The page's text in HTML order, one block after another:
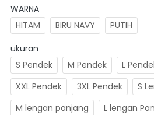
WARNA
HITAM
BIRU NAVY
PUTIH
ukuran
S Pendek
M Pendek L
XXL Pendek
3XL Pendek
S
M lengan panjang
L lengan